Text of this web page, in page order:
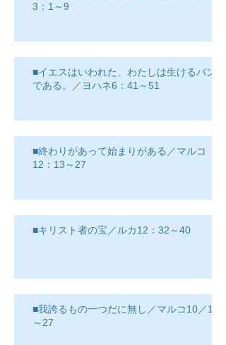
3：1～9
■イエスはいわれた、わたしは生けるパン
である。／ヨハネ6：41～51
■終わりがあって始まりがある／マルコ
12：13～27
■キリスト者の宝／ルカ12：32～40
■我誇るもの一つだに無し／マルコ10／17
～27